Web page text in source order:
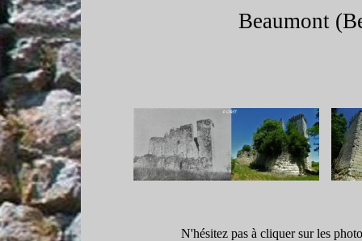
Beaumont
N'hésitez pas à cliquer sur les